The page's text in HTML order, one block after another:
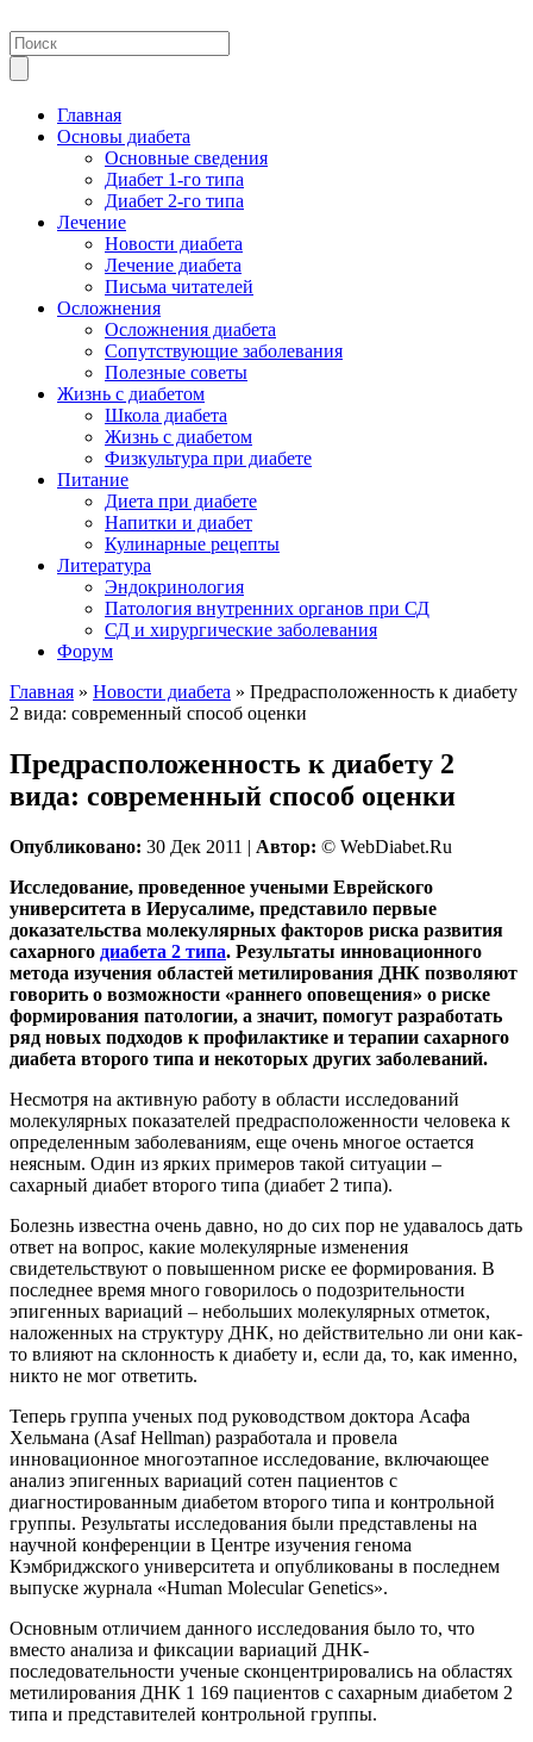
Главная
Основы диабета
Основные сведения
Диабет 1-го типа
Диабет 2-го типа
Лечение
Новости диабета
Лечение диабета
Письма читателей
Осложнения
Осложнения диабета
Сопутствующие заболевания
Полезные советы
Жизнь с диабетом
Школа диабета
Жизнь с диабетом
Физкультура при диабете
Питание
Диета при диабете
Напитки и диабет
Кулинарные рецепты
Литература
Эндокринология
Патология внутренних органов при СД
СД и хирургические заболевания
Форум
Главная » Новости диабета » Предрасположенность к диабету
2 вида: современный способ оценки
Предрасположенность к диабету 2
вида: современный способ оценки
Опубликовано: 30 Дек 2011 | Автор: © WebDiabet.Ru
Исследование, проведенное учеными Еврейского
университета в Иерусалиме, представило первые
доказательства молекулярных факторов риска развития
сахарного диабета 2 типа. Результаты инновационного
метода изучения областей метилирования ДНК позволяют
говорить о возможности «раннего оповещения» о риске
формирования патологии, а значит, помогут разработать
ряд новых подходов к профилактике и терапии сахарного
диабета второго типа и некоторых других заболеваний.
Несмотря на активную работу в области исследований
молекулярных показателей предрасположенности человека к
определенным заболеваниям, еще очень многое остается
неясным. Один из ярких примеров такой ситуации –
сахарный диабет второго типа (диабет 2 типа).
Болезнь известна очень давно, но до сих пор не удавалось дать
ответ на вопрос, какие молекулярные изменения
свидетельствуют о повышенном риске ее формирования. В
последнее время много говорилось о подозрительности
эпигенных вариаций – небольших молекулярных отметок,
наложенных на структуру ДНК, но действительно ли они как-
то влияют на склонность к диабету и, если да, то, как именно,
никто не мог ответить.
Теперь группа ученых под руководством доктора Асафа
Хельмана (Asaf Hellman) разработала и провела
инновационное многоэтапное исследование, включающее
анализ эпигенных вариаций сотен пациентов с
диагностированным диабетом второго типа и контрольной
группы. Результаты исследования были представлены на
научной конференции в Центре изучения генома
Кэмбриджского университета и опубликованы в последнем
выпуске журнала «Human Molecular Genetics».
Основным отличием данного исследования было то, что
вместо анализа и фиксации вариаций ДНК-
последовательности ученые сконцентрировались на областях
метилирования ДНК 1 169 пациентов с сахарным диабетом 2
типа и представителей контрольной группы.